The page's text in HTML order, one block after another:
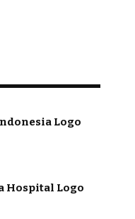
Logo
Hospital Logo